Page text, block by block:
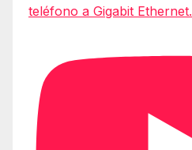
teléfono a Gigabit Ethernet.